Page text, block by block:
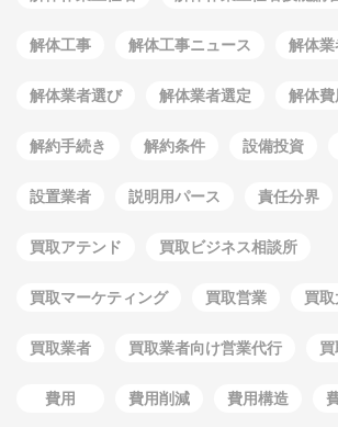
解体工事 解体工事ニュース 解体業
解体業者選び 解体業者選定 解体費
解約手続き 解約条件 設備投資
設置業者 説明用パース 責任分界
買取アテンド 買取ビジネス相談所
買取マーケティング 買取営業 買
買取業者 買取業者向け営業代行
費用 費用削減 費用構造